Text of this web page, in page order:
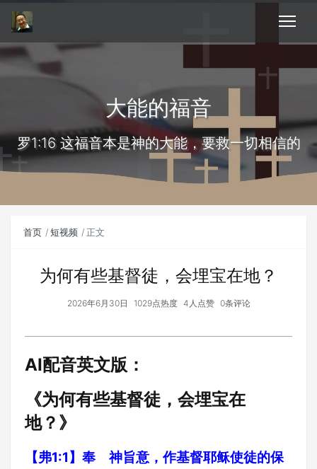
大能的福音
罗1:16 这福音本是神的大能，要救一切相信的
首页 短视频 正文
为何有些基督徒，会埋宝在地？
2026年6月30日 1029点热度 4人点赞 0条评论
AI配音英文版：
《为何有些基督徒，会埋宝在
地？》
【弗1:1】奉 神旨意，作基督耶稣使徒的保